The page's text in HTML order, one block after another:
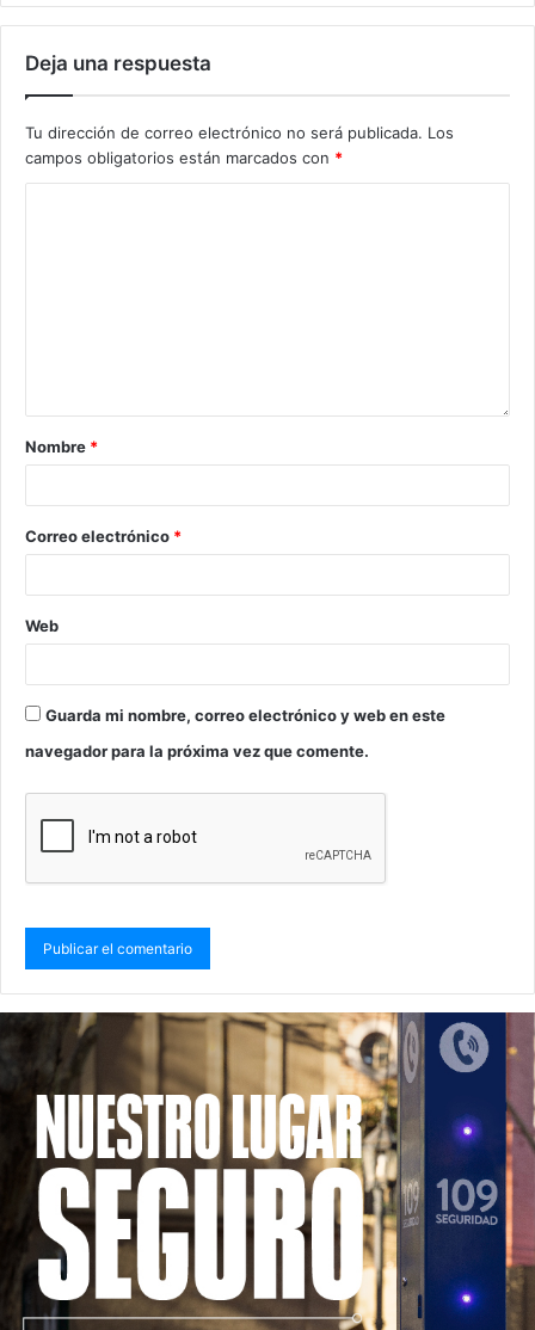
Deja una respuesta
Tu dirección de correo electrónico no será publicada. Los
campos obligatorios están marcados con *
Nombre *
Correo electrónico *
Web
Guarda mi nombre, correo electrónico y web en este
navegador para la próxima vez que comente.